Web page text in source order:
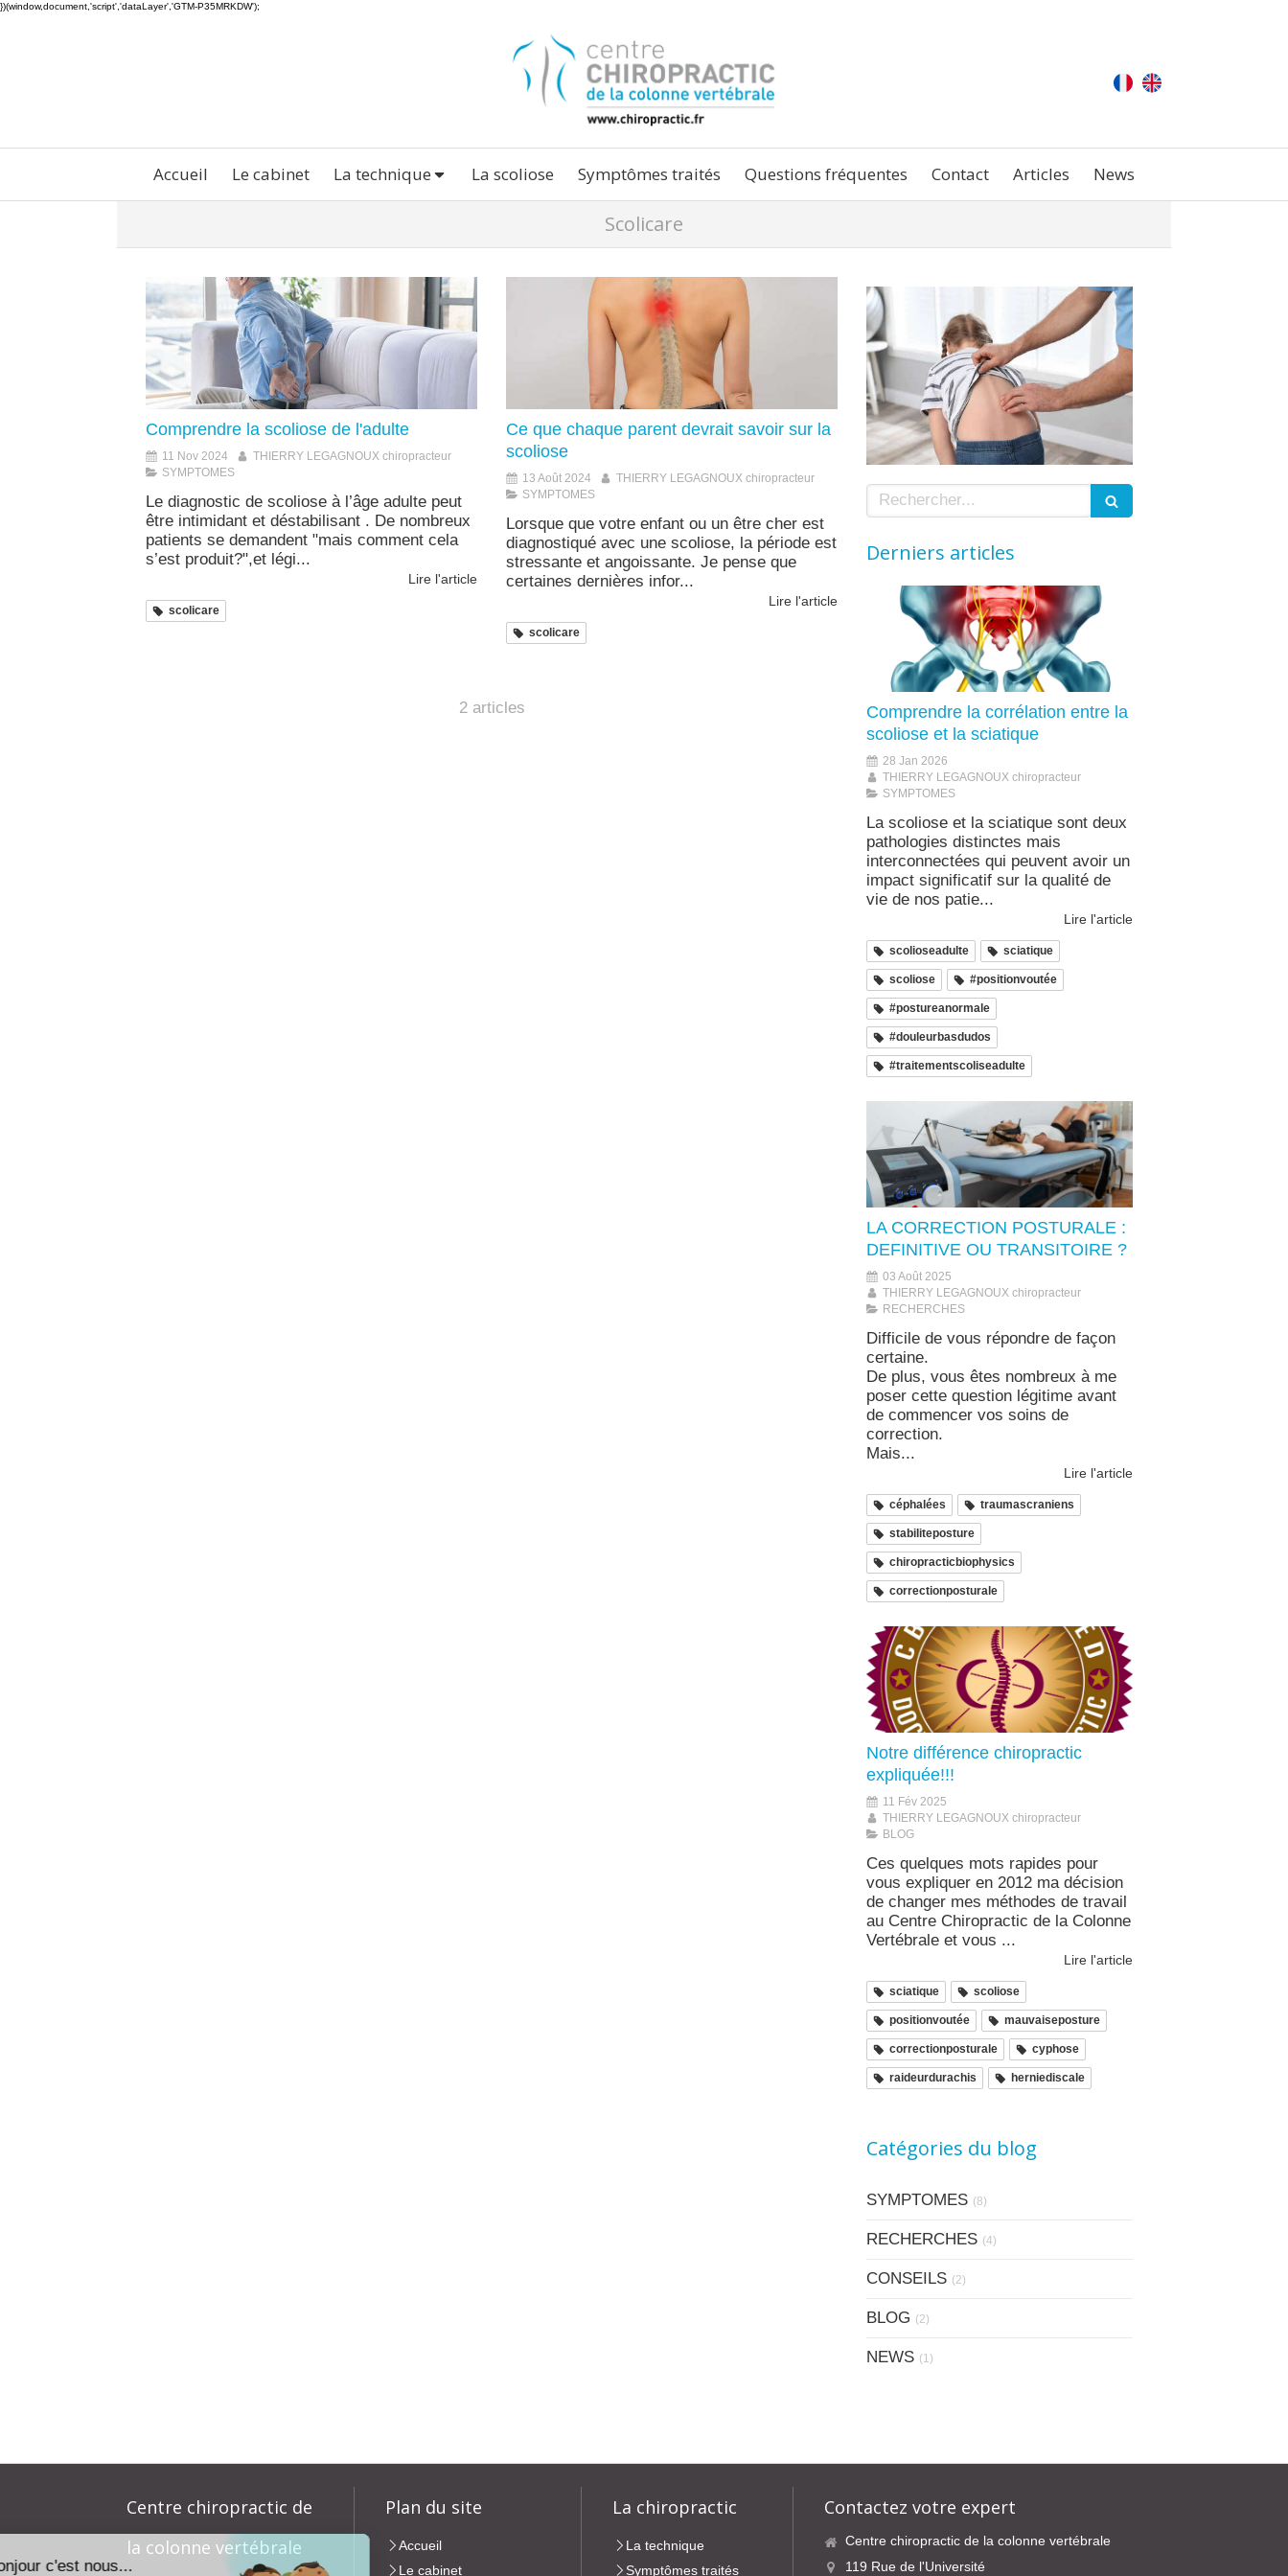
})(window,document,'script','dataLayer','GTM-P35MRKDW');
Accueil Le cabinet La technique La scoliose Symptômes traités Questions fréquentes Contact Articles News
Scolicare
Comprendre la scoliose de l'adulte
11 Nov 2024
THIERRY LEGAGNOUX chiropracteur
SYMPTOMES
Le diagnostic de scoliose à l’âge adulte peut
être intimidant et déstabilisant . De nombreux
patients se demandent "mais comment cela
s’est produit?",et légi...
Lire l'article
scolicare
Ce que chaque parent devrait savoir sur la
scoliose
13 Août 2024
THIERRY LEGAGNOUX chiropracteur
SYMPTOMES
Lorsque que votre enfant ou un être cher est
diagnostiqué avec une scoliose, la période est
stressante et angoissante. Je pense que
certaines dernières infor...
Lire l'article
scolicare
2 articles
Rechercher
Derniers articles
Comprendre la corrélation entre la
scoliose et la sciatique
28 Jan 2026
THIERRY LEGAGNOUX chiropracteur
SYMPTOMES
La scoliose et la sciatique sont deux
pathologies distinctes mais
interconnectées qui peuvent avoir un
impact significatif sur la qualité de
vie de nos patie...
Lire l'article
scolioseadulte sciatique
scoliose #positionvoutée
#postureanormale
#douleurbasdudos
#traitementscoliseadulte
LA CORRECTION POSTURALE :
DEFINITIVE OU TRANSITOIRE ?
03 Août 2025
THIERRY LEGAGNOUX chiropracteur
RECHERCHES
Difficile de vous répondre de façon
certaine.
De plus, vous êtes nombreux à me
poser cette question légitime avant
de commencer vos soins de
correction.
Mais...
Lire l'article
céphalées traumascraniens
stabiliteposture
chiropracticbiophysics
correctionposturale
Notre différence chiropractic
expliquée!!!
11 Fév 2025
THIERRY LEGAGNOUX chiropracteur
BLOG
Ces quelques mots rapides pour
vous expliquer en 2012 ma décision
de changer mes méthodes de travail
au Centre Chiropractic de la Colonne
Vertébrale et vous ...
Lire l'article
sciatique scoliose
positionvoutée mauvaiseposture
correctionposturale cyphose
raideurdurachis herniediscale
Catégories du blog
SYMPTOMES (8)
RECHERCHES (4)
CONSEILS (2)
BLOG (2)
NEWS (1)
Centre chiropractic de
la colonne vertébrale
Plan du site
Accueil
Le cabinet
La chiropractic
La technique
Symptômes traités
Contactez votre expert
Centre chiropractic de la colonne vertébrale
119 Rue de l'Université